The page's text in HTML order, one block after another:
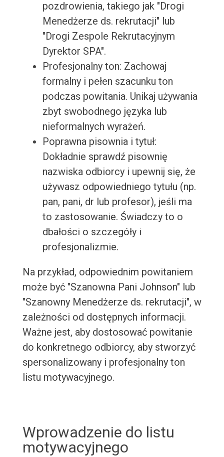
pozdrowienia, takiego jak "Drogi
Menedżerze ds. rekrutacji" lub
"Drogi Zespole Rekrutacyjnym
Dyrektor SPA".
Profesjonalny ton: Zachowaj
formalny i pełen szacunku ton
podczas powitania. Unikaj używania
zbyt swobodnego języka lub
nieformalnych wyrażeń.
Poprawna pisownia i tytuł:
Dokładnie sprawdź pisownię
nazwiska odbiorcy i upewnij się, że
używasz odpowiedniego tytułu (np.
pan, pani, dr lub profesor), jeśli ma
to zastosowanie. Świadczy to o
dbałości o szczegóły i
profesjonalizmie.
Na przykład, odpowiednim powitaniem
może być "Szanowna Pani Johnson" lub
"Szanowny Menedżerze ds. rekrutacji", w
zależności od dostępnych informacji.
Ważne jest, aby dostosować powitanie
do konkretnego odbiorcy, aby stworzyć
spersonalizowany i profesjonalny ton
listu motywacyjnego.
Wprowadzenie do listu
motywacyjnego